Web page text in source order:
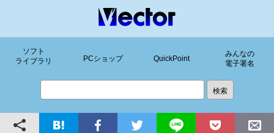
ソフト
ライブラリ
PCショップ QuickPoint
みんなの
電子署名